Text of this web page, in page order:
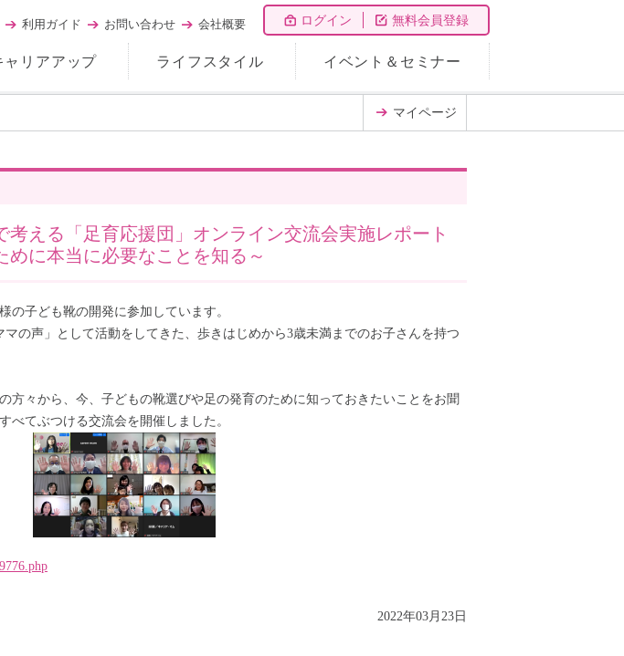
ログイン 無料会員登録
ャリアアップ ライフスタイル イベント＆セミナー
利用ガイド お問い合わせ 会社概要
マイページ
考える「足育応援団」オンライン交流会実施レポート
に本当に必要なことを知る～
の子ども靴の開発に参加しています。
の声」として活動をしてきた、歩きはじめから3歳未満までのお子さんを持つ
方々から、今、子どもの靴選びや足の発育のために知っておきたいことをお聞
べてぶつける交流会を開催しました。
2022年03月23日